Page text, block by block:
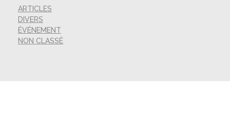
ARTICLES
DIVERS
ÉVÉNEMENT
NON CLASSÉ